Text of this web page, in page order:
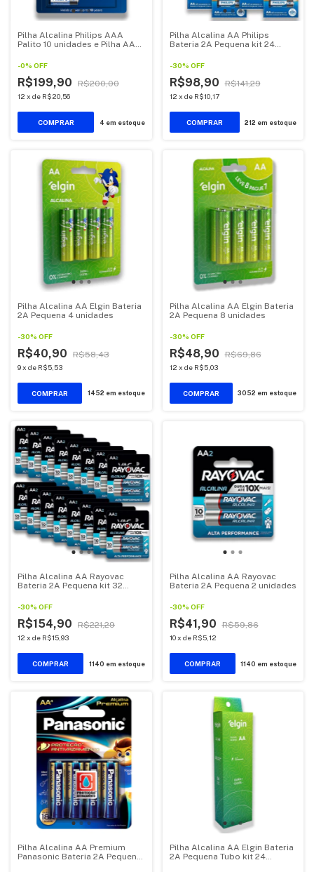
Pilha Alcalina Philips AAA
Palito 10 unidades e Pilha AA
-0% OFF
R$199,90 R$200,00
12 x de R$20,56
4 em estoque
Pilha Alcalina AA Philips
Bateria 2A Pequena kit 24
-30% OFF
R$98,90 R$141,29
12 x de R$10,17
212 em estoque
Pilha Alcalina AA Elgin Bateria
2A Pequena 4 unidades
-30% OFF
R$40,90 R$58,43
9x de R$5,53
1452 em estoque
Pilha Alcalina AA Elgin Bateria
2A Pequena 8 unidades
-30% OFF
R$48,90 R$69,86
12 x de R$5,03
3052 em estoque
Pilha Alcalina AA Rayovac
Bateria 2A Pequena kit 32
-30% OFF
R$154,90 R$221,29
12 x de R$15,93
1140 em estoque
Pilha Alcalina AA Rayovac
Bateria 2A Pequena 2 unidades
-30% OFF
R$41,90 R$59,86
10 x de R$5,12
1140 em estoque
Pilha Alcalina AA Premium
Panasonic Bateria 2A Pequena
Pilha Alcalina AA Elgin Bateria
2A Pequena Tubo kit 24